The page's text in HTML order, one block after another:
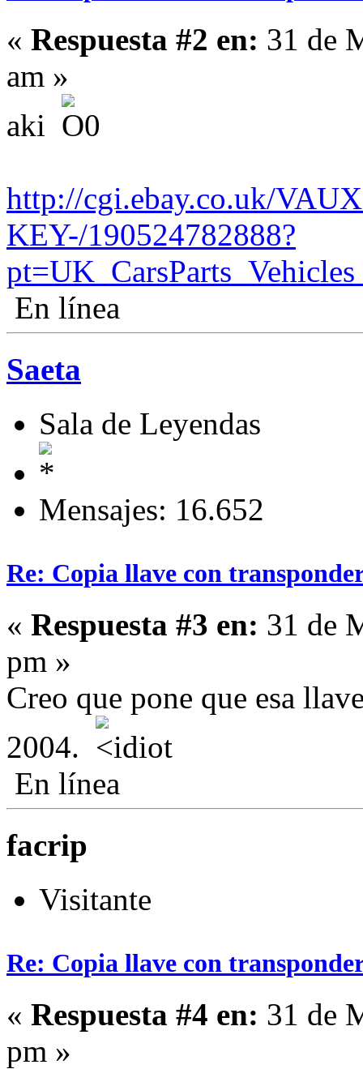
« Respuesta #2 en: 31 de
am »
aki
http://cgi.ebay.co.uk/
KEY-/190524782888?
En línea
Saeta
Sala de Leyendas
Mensajes: 16.652
Re: Copia llave con
« Respuesta #3 en: 31 de
pm »
Creo que pone que esa
2004.
En línea
facrip
Visitante
Re: Copia llave con
« Respuesta #4 en: 31 de
pm »